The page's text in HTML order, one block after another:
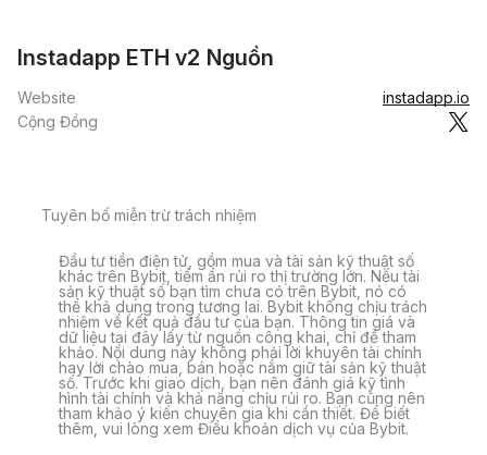
Instadapp ETH v2 Nguồn
Website
instadapp.io
Cộng Đồng
Tuyên bố miễn trừ trách nhiệm
Đầu tư tiền điện tử, gồm mua và tài sản kỹ thuật số
khác trên Bybit, tiềm ẩn rủi ro thị trường lớn. Nếu tài
sản kỹ thuật số bạn tìm chưa có trên Bybit, nó có
thể khả dụng trong tương lai. Bybit không chịu trách
nhiệm về kết quả đầu tư của bạn. Thông tin giá và
dữ liệu tại đây lấy từ nguồn công khai, chỉ để tham
khảo. Nội dung này không phải lời khuyên tài chính
hay lời chào mua, bán hoặc nắm giữ tài sản kỹ thuật
số. Trước khi giao dịch, bạn nên đánh giá kỹ tình
hình tài chính và khả năng chịu rủi ro. Bạn cũng nên
tham khảo ý kiến chuyên gia khi cần thiết. Để biết
thêm, vui lòng xem Điều khoản dịch vụ của Bybit.